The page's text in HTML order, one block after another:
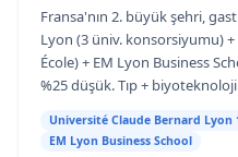
Fransa'nın 2. büyük şehri,
Lyon (3 üniv. konsorsiyumu)
École) + EM Lyon Business
%25 düşük. Tıp +
Université Claude Bernard Lyon
EM Lyon Business School